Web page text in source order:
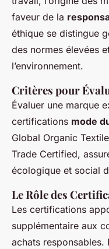
faveur de la
éthique se distingue
des normes élevées
l’environnement.
Critères pour
Évaluer une marque
certifications mode
Global Organic
Trade Certified,
écologique et social
Le Rôle des
Les certifications
supplémentaire aux
achats responsables.